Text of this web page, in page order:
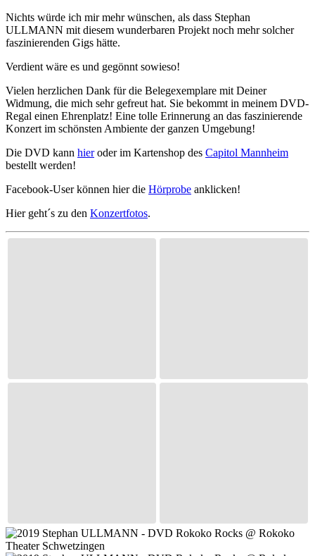
Nichts würde ich mir mehr wünschen, als dass Stephan
ULLMANN mit diesem wunderbaren Projekt noch mehr solcher
faszinierenden Gigs hätte.
Verdient wäre es und gegönnt sowieso!
Vielen herzlichen Dank für die Belegexemplare mit Deiner
Widmung, die mich sehr gefreut hat. Sie bekommt in meinem DVD-
Regal einen Ehrenplatz! Eine tolle Erinnerung an das faszinierende
Konzert im schönsten Ambiente der ganzen Umgebung!
Die DVD kann hieroder im Kartenshop des Capitol Mannheim
bestellt werden!
Facebook-User können hier die Hörprobe anklicken!
Hier geht´s zu den Konzertfotos.